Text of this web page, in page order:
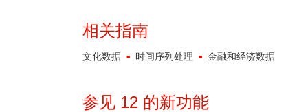
相关指南
文化数据 时间序列处理 金融和经济数据
参见 12 的新功能